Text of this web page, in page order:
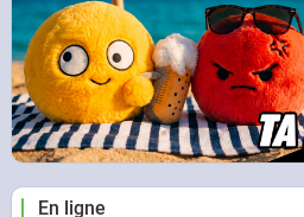
En ligne